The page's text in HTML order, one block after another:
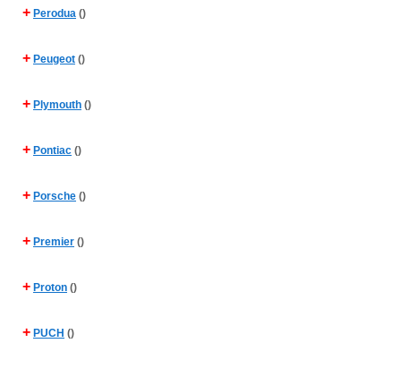
+ Perodua ()
+ Peugeot ()
+ Plymouth ()
+ Pontiac ()
+ Porsche ()
+ Premier ()
+ Proton ()
+ PUCH ()